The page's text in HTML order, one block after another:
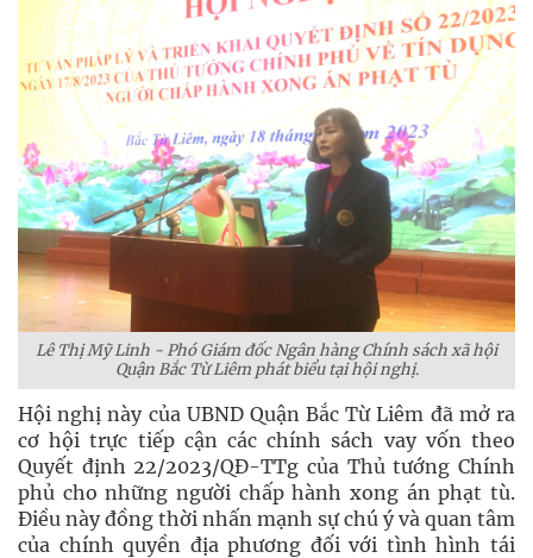
Lê Thị Mỹ Linh - Phó Giám đốc Ngân hàng Chính sách xã hội
Quận Bắc Từ Liêm phát biểu tại hội nghị.
Hội nghị này của UBND Quận Bắc Từ Liêm đã mở ra
cơ hội trực tiếp cận các chính sách vay vốn theo
Quyết định 22/2023/QĐ-TTg của Thủ tướng Chính
phủ cho những người chấp hành xong án phạt tù.
Điều này đồng thời nhấn mạnh sự chú ý và quan tâm
của chính quyền địa phương đối với tình hình tái